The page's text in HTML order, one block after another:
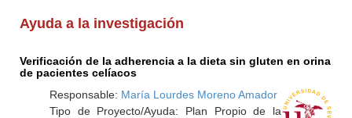
Ayuda a la investigación
Verificación de la adherencia a la dieta sin gluten en orina
de pacientes celíacos
Responsable: María Lourdes Moreno Amador
Tipo de Proyecto/Ayuda: Plan Propio de la